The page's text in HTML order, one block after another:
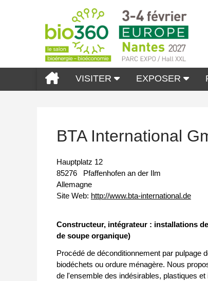
VISITER EXPOSER
BTA International
Hauptplatz 12
85276
Pfaffenhofen an der Ilm
Allemagne
Site Web: http://www.bta-international.de
Constructeur, intégrateur : installations
de soupe organique)
Procédé de déconditionnement par pulpage
biodéchets ou ordure ménagère. Nous
de l'ensemble des indésirables, plastiques